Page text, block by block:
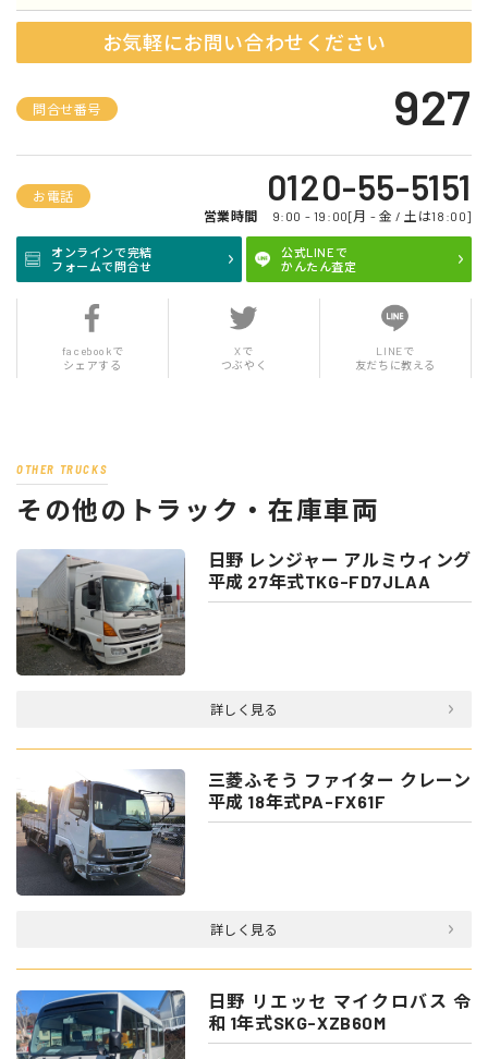
お気軽にお問い合わせください
問合せ番号 927
お電話 0120-55-5151
営業時間 9:00 - 19:00[月 - 金 / 土は18:00]
オンラインで完結
フォームで問合せ
公式LINEで
かんたん査定
facebookで
シェアする
Xで
つぶやく
LINEで
友だちに教える
OTHER TRUCKS
その他のトラック・在庫車両
日野 レンジャー アルミウィング
平成 27年式TKG-FD7JLAA
詳しく見る
三菱ふそう ファイター クレーン
平成 18年式PA-FX61F
詳しく見る
日野 リエッセ マイクロバス 令
和 1年式SKG-XZB60M